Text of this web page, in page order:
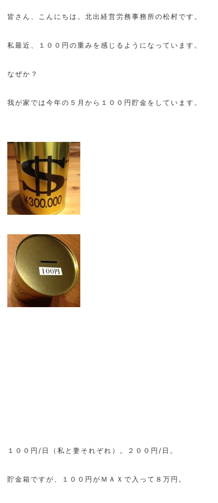
皆さん、こんにちは。北出経営労務事務所の松村です。
私最近、１００円の重みを感じるようになっています。
なぜか？
我が家では今年の５月から１００円貯金をしています。
１００円/日（私と妻それぞれ）。２００円/日。
貯金箱ですが、１００円がＭＡＸで入って８万円。